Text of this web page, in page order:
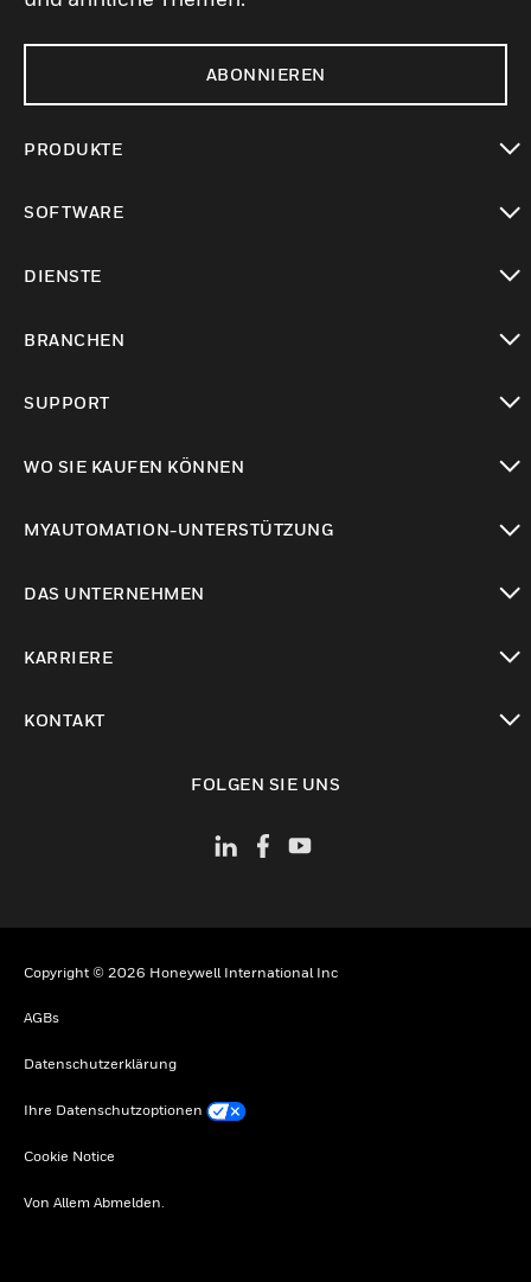
ABONNIEREN
PRODUKTE
SOFTWARE
DIENSTE
BRANCHEN
SUPPORT
WO SIE KAUFEN KÖNNEN
MYAUTOMATION-UNTERSTÜTZUNG
DAS UNTERNEHMEN
KARRIERE
KONTAKT
FOLGEN SIE UNS
Copyright © 2026 Honeywell International Inc
AGBs
Datenschutzerklärung
Ihre Datenschutzoptionen
Cookie Notice
Von Allem Abmelden.